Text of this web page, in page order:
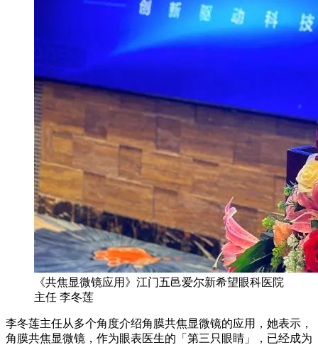
《共焦显微镜应用》江门五邑爱尔新希望眼科医院
主任 李冬莲
李冬莲主任从多个角度介绍角膜共焦显微镜的应用，她表示，
角膜共焦显微镜，作为眼表医生的「第三只眼睛」，已经成为